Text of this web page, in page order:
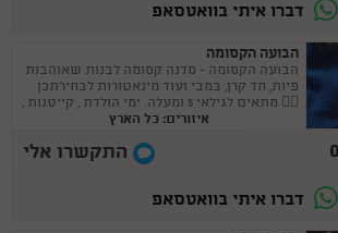
דברו איתי בוואטסאפ
הבועה הקסומה
הבועה הקסומה - סדנה קסומה לבנות שאוהבות
פיות, חד קרן, במבי ועוד מינאטורות לבחירתכן
🧚‍♀ מתאים לגילאי 5 ומעלה. ימי הולדת , קייטנות ,
איזורים: כל הארץ
התקשרו אלי
דברו איתי בוואטסאפ